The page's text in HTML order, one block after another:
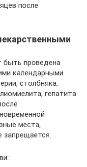
после
быть проведена
календарными
столбняка,
гепатита
места,
запрещается.